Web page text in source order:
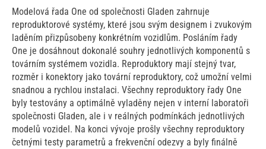
Modelová řada One od společnosti Gladen zahrnuje
reproduktorové systémy, které jsou svým designem i zvukovým
laděním přizpůsobeny konkrétním vozidlům. Posláním řady
One je dosáhnout dokonalé souhry jednotlivých komponentů s
továrním systémem vozidla. Reproduktory mají stejný tvar,
rozměr i konektory jako tovární reproduktory, což umožní velmi
snadnou a rychlou instalaci. Všechny reproduktory řady One
byly testovány a optimálně vyladěny nejen v interní laboratoři
společnosti Gladen, ale i v reálných podmínkách jednotlivých
modelů vozidel. Na konci vývoje prošly všechny reproduktory
četnými testy parametrů a frekvenční odezvy a byly finálně